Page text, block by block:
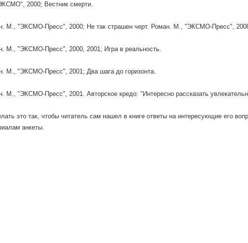
2000; Вестник смерти.
М., "ЭКСМО-Пресс", 2000; Не так страшен черт. Роман. М., "ЭКСМО-Пресс",
М., "ЭКСМО-Пресс", 2000, 2001; Игра в реальность.
М., "ЭКСМО-Пресс", 2001; Два шага до горизонта.
М., "ЭКСМО-Пресс", 2001. Авторское кредо: "Интересно рассказать
это так, чтобы читатель сам нашел в книге ответы на интересующие его
анкеты.